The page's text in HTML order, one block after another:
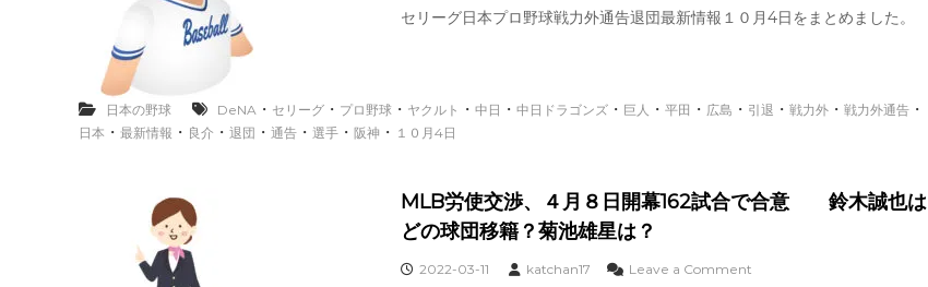
テ
ィ
試
選
告
退
最
１
０
日
野
球
グ
セリーグ日本プロ野球戦力外通告退団最新情報１０月4日をまとめました。
日本の野球 DeNA ・ セリーグ ・ プロ野球 ・ ヤクルト ・ 中日 ・ 中日ドラゴンズ ・ 巨人 ・ 平田 ・ 広島 ・ 引退 ・ 戦力外 ・ 戦力外通告 ・
日本 ・ 最新情報 ・ 良介 ・ 退団 ・ 通告 ・ 選手 ・ 阪神 ・ １０月4日
MLB労使交渉、４月８日開幕162試合で合意 鈴木誠也は
どの球団移籍？菊池雄星は？
2022-03-11 katchan17 Leave a Commento